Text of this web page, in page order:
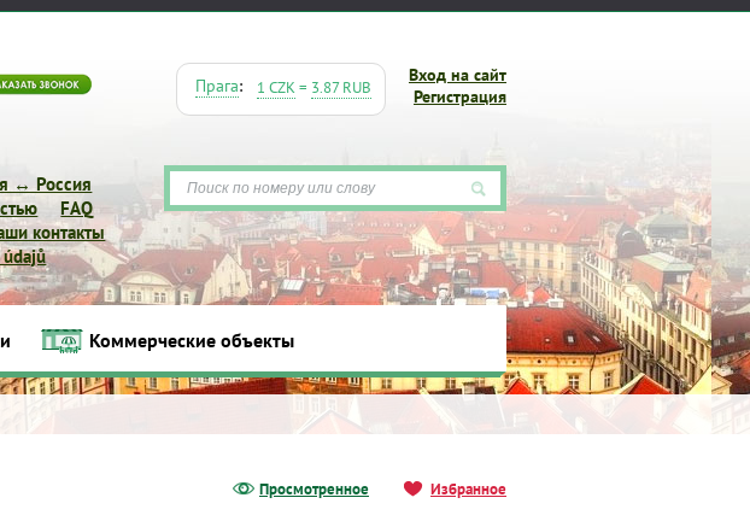
Вход на сайт
Регистрация
Прага: 1 CZK= 3.87 RUB
↔ Россия
FAQ
контакты
údajů
Коммерческие объекты
Коммерческие объекты
Просмотренное Избранное